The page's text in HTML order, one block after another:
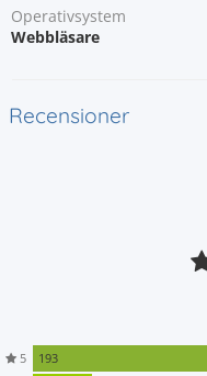
Operativsystem
Webbläsare
Recensioner
5
193